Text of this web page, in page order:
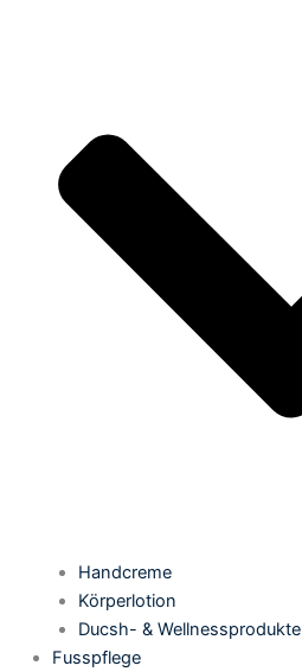
Handcreme
Körperlotion
Ducsh- & Wellnessprodukte
Fusspflege